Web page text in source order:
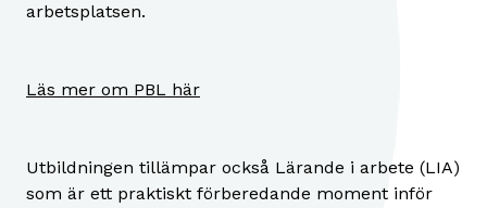
arbetsplatsen.
Läs mer om PBL här
Utbildningen tillämpar också Lärande i arbete (LIA)
som är ett praktiskt förberedande moment inför